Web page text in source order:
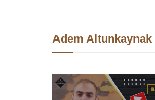
Adem Altunkaynak